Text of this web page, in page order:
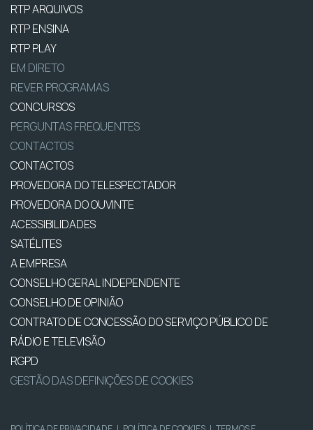
RTP ARQUIVOS
RTP ENSINA
RTP PLAY
EM DIRETO
REVER PROGRAMAS
CONCURSOS
PERGUNTAS FREQUENTES
CONTACTOS
CONTACTOS
PROVEDORA DO TELESPECTADOR
PROVEDORA DO OUVINTE
ACESSIBILIDADES
SATÉLITES
A EMPRESA
CONSELHO GERAL INDEPENDENTE
CONSELHO DE OPINIÃO
CONTRATO DE CONCESSÃO DO SERVIÇO PÚBLICO DE
RÁDIO E TELEVISÃO
RGPD
GESTÃO DAS DEFINIÇÕES DE COOKIES